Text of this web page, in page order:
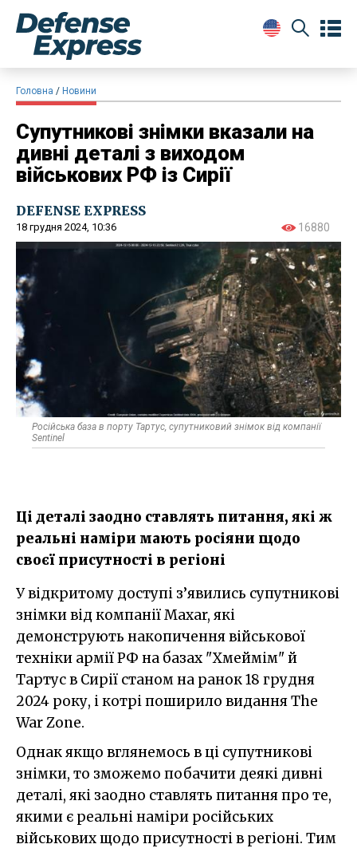
Головна Новини
Супутникові знімки вказали на
дивні деталі з виходом
військових РФ із Сирії
DEFENSE EXPRESS
18 грудня 2024, 10:36 16880
Російська база в порту Тартус, супутниковий знімок від компанії
Sentinel
Ці деталі заодно ставлять питання, які ж
реальні наміри мають росіяни щодо
своєї присутності в регіоні
У відкритому доступі з’явились супутникові
знімки від компанії Maxar, які
демонструють накопичення військової
техніки армії РФ на базах "Хмеймім" й
Тартус в Сирії станом на ранок 18 грудня
2024 року, і котрі поширило видання The
War Zone.
Однак якщо вглянемось в ці супутникові
знімки, то зможемо побачити деякі дивні
деталі, які заодно ставлять питання про те,
якими є реальні наміри російських
військових щодо присутності в регіоні. Тим